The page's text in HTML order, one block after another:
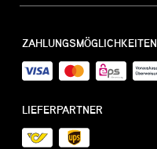
ZAHLUNGSMÖGLICHKEITEN
LIEFERPARTNER